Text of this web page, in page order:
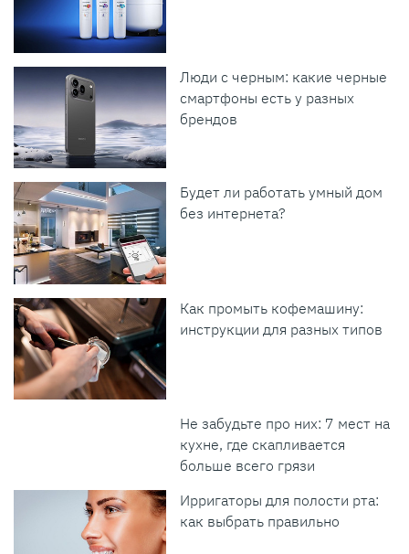
Люди с черным: какие черные
смартфоны есть у разных
брендов
Будет ли работать умный дом
без интернета?
Как промыть кофемашину:
инструкции для разных типов
Не забудьте про них: 7 мест на
кухне, где скапливается
больше всего грязи
Ирригаторы для полости рта:
как выбрать правильно